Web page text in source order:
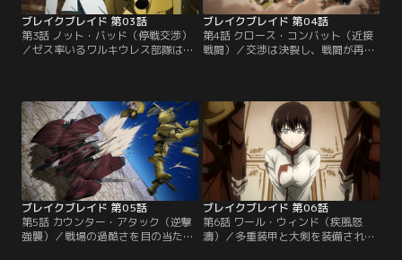
ブレイクブレイド 第03話
第3話 ノット・バッド（停戦交渉）
／ゼス率いるワルキウレス部隊は、
フィングで単身出撃。士官学校
で“書記長の弟”と“能なし”として出
逢ったふたりは、4年の時を経て戦
場で対峙する。相手こそが兵を退く
べきと譲らぬ交渉は、やがて思いも
よらぬ運命を導き出す…。
ブレイクブレイド 第04話
第4話 クロース・コンバット（近接
戦闘）／交渉は決裂し、戦闘が再開
討ちを余儀なくされてしまう。ゼス
への忠誠と武功に逸り、苛烈な攻撃
でライガットを追い詰めるリィ。デ
ルフィングの可動限界が迫るなか、
ライガットが目にしたのはあまりに
も過酷な“戦争”の現実だった。
ブレイクブレイド 第05話
第5話 カウンター・アタック（逆撃
強襲）／戦場の過酷さを目の当たり
ブレイクブレイド 第06話
第6話 ワール・ウィンド（疾風怒
濤）／多重装甲と大剣を装備された
デルフィングはアルガス機を粉砕、